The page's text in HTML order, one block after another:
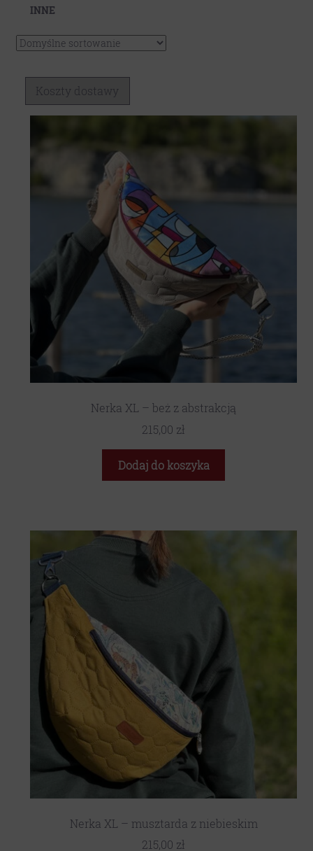
INNE
Koszty dostawy
Nerka XL – beż z abstrakcją
215,00 zł
Dodaj do koszyka
Nerka XL – musztarda z niebieskim
215,00 zł